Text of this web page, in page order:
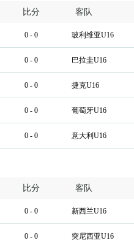
比分 客队
0 - 0 玻利维亚U16
0 - 0 巴拉圭U16
0 - 0 捷克U16
0 - 0 葡萄牙U16
0 - 0 意大利U16
比分 客队
0 - 0 新西兰U16
0 - 0 突尼西亚U16